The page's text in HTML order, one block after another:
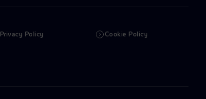
Privacy Policy Cookie Policy